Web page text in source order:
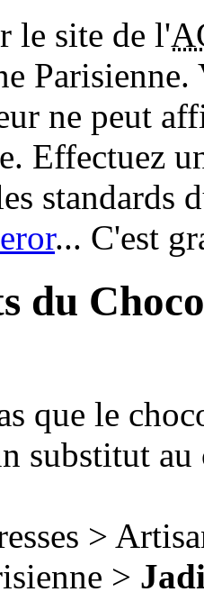
le site de l'
Parisienne.
ne peut
Effectuez
standards
... C'est
du
que le
substitut
>
>